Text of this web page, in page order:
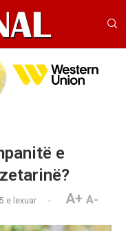
e
e lexuar A+ A-